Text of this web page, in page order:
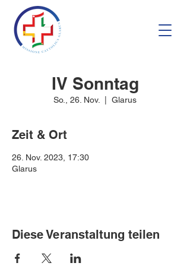
IV Sonntag
So., 26. Nov. Glarus
Zeit & Ort
26. Nov. 2023, 17:30
Glarus
Diese Veranstaltung teilen